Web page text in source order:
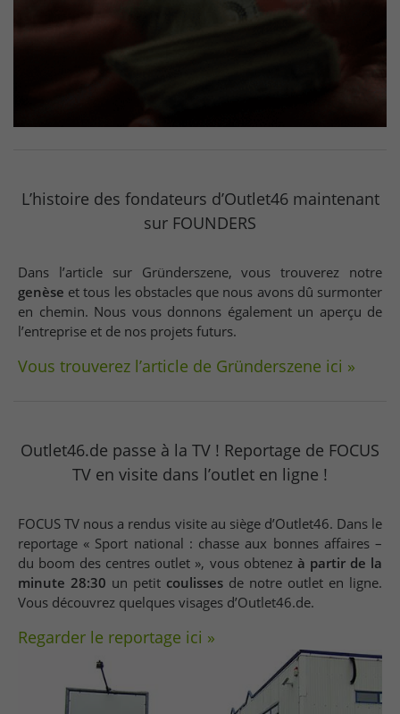
L’histoire des fondateurs d’Outlet46 maintenant
sur FOUNDERS
Dans l’article sur Gründerszene, vous trouverez notre
genèse et tous les obstacles que nous avons dû surmonter
en chemin. Nous vous donnons également un aperçu de
l’entreprise et de nos projets futurs.
Vous trouverez l’article de Gründerszene ici »
Outlet46.de passe à la TV ! Reportage de FOCUS
TV en visite dans l’outlet en ligne !
FOCUS TV nous a rendus visite au siège d’Outlet46. Dans le
reportage « Sport national : chasse aux bonnes affaires –
du boom des centres outlet », vous obtenez à partir de la
minute 28:30 un petit coulisses de notre outlet en ligne.
Vous découvrez quelques visages d’Outlet46.de.
Regarder le reportage ici »